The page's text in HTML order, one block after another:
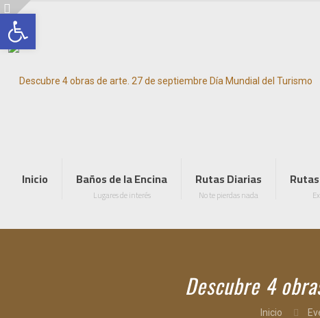
Inicio Baños de la Encina
Lugares de interés
Rutas Diarias
No te pierdas nada
Descubre 4
Inicio
Abrir barra de herramientas